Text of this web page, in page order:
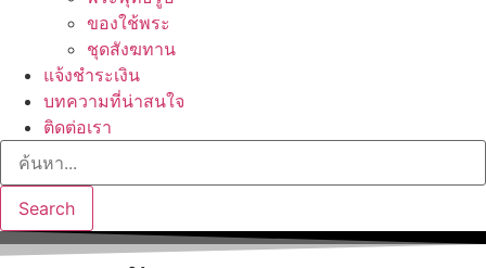
ของใช้พระ
ชุดสังฆทาน
แจ้งชำระเงิน
บทความที่น่าสนใจ
ติดต่อเรา
Search